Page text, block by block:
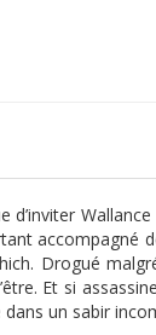
d’inviter
accompagné
Drogué
Et si
un sabir